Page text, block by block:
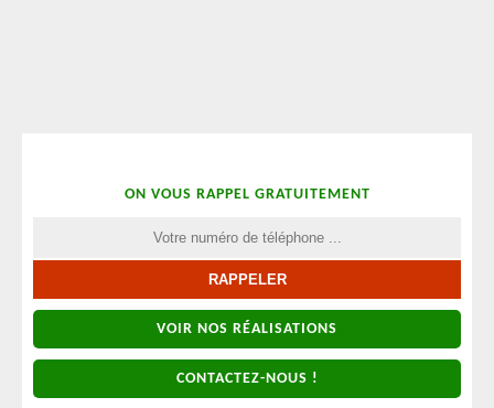
ON VOUS RAPPEL GRATUITEMENT
VOIR NOS RÉALISATIONS
CONTACTEZ-NOUS !